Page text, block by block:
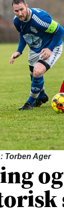
Torben Ager